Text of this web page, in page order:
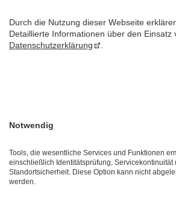
nachhaltig.
Zurück
Normal
Durch die Nutzung dieser Webseite
Detaillierte Informationen über den
Datenschutzerklärung
Notwendig
Tools, die wesentliche Services und Funktionen
einschließlich Identitätsprüfung, Servicekontinuität
Standortsicherheit. Diese Option kann nicht
werden.